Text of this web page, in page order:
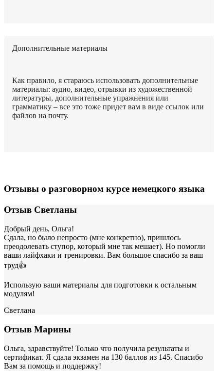
Дополнительные материалы
Как правило, я стараюсь использовать дополнительные
материалы: аудио, видео, отрывки из художественной
литературы, дополнительные упражнения или
грамматику – все это тоже придет вам в виде ссылок или
файлов на почту.
Отзывы о разговорном курсе немецкого языка
Отзыв Светланы
Добрый день, Ольга!
Сдала, но было непросто (мне конкретно), пришлось
преодолевать ступор, который мне так мешает). Но помогли
ваши лайфхаки и тренировки. Вам большое спасибо за ваш
труд👍
Использую ваши материалы для подготовки к остальным
модулям!
Светлана
Отзыв Марины
Ольга, здравствуйте! Только что получила результаты и
сертификат. Я сдала экзамен на 130 баллов из 145. Спасибо
Вам за помощь и поддержку!